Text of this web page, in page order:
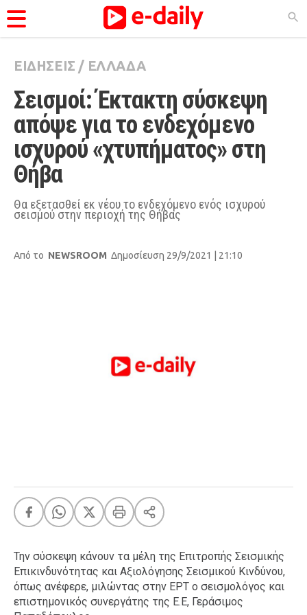
ΚΑΤΗΓΟΡΊΕΣ
Ειδήσεις
Θέματα
Videos
Podcasts
Viral
Life
City Guide
A-List LGBTQI+
Xmas
LIFE
Food
Body+Mind
ΕΙΔΗΣΕΙΣ / ΕΛΛΑΔΑ
Σεισμοί: Έκτακτη σύσκεψη
απόψε για το ενδεχόμενο
ισχυρού «χτυπήματος» στη
Θήβα
Θα εξετασθεί εκ νέου το ενδεχόμενο ενός ισχυρού
σεισμού στην περιοχή της Θήβας
Από το NEWSROOM Δημοσίευση 29/9/2021 | 21:10
Την σύσκεψη κάνουν τα μέλη της Επιτροπής Σεισμικής
Επικινδυνότητας και Αξιολόγησης Σεισμικού Κινδύνου,
όπως ανέφερε, μιλώντας στην ΕΡΤ ο σεισμολόγος και
επιστημονικός συνεργάτης της Ε.Ε, Γεράσιμος